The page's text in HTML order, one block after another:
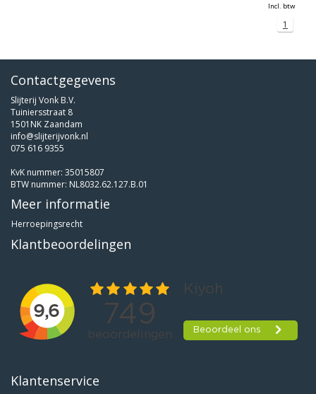
Incl. btw
1
Contactgegevens
Slijterij Vonk B.V.
Tuiniersstraat 8
1501NK Zaandam
info@slijterijvonk.nl
075 616 9355
KvK nummer: 35015807
BTW nummer: NL8032.62.127.B.01
Meer informatie
Herroepingsrecht
Klantbeoordelingen
Klantenservice